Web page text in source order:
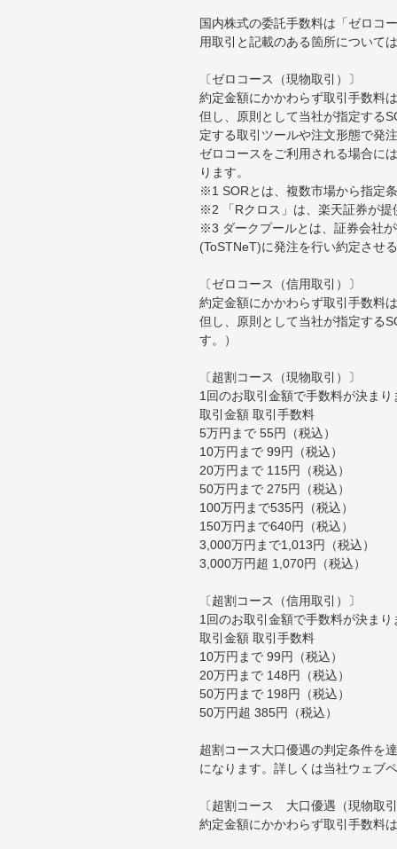
国内株式の委託手数料は「ゼロコ
用取引と記載のある箇所について
〔ゼロコース（現物取引）〕
約定金額にかかわらず取引手数料
但し、原則として当社が指定する
定する取引ツールや注文形態で発
ゼロコースをご利用される場合に
ります。
※1 SORとは、複数市場から指定
※2 「Rクロス」は、楽天証券が
※3 ダークプールとは、証券会社
(ToSTNeT)に発注を行い約定させ
〔ゼロコース（信用取引）〕
約定金額にかかわらず取引手数料
但し、原則として当社が指定する
す。）
〔超割コース（現物取引）〕
1回のお取引金額で手数料が決まり
取引金額 取引手数料
5万円まで 55円（税込）
10万円まで 99円（税込）
20万円まで 115円（税込）
50万円まで 275円（税込）
100万円まで535円（税込）
150万円まで640円（税込）
3,000万円まで1,013円（税込）
3,000万円超 1,070円（税込）
〔超割コース（信用取引）〕
1回のお取引金額で手数料が決まり
取引金額 取引手数料
10万円まで 99円（税込）
20万円まで 148円（税込）
50万円まで 198円（税込）
50万円超 385円（税込）
超割コース大口優遇の判定条件を
になります。詳しくは当社ウェブ
〔超割コース 大口優遇（現物取
約定金額にかかわらず取引手数料